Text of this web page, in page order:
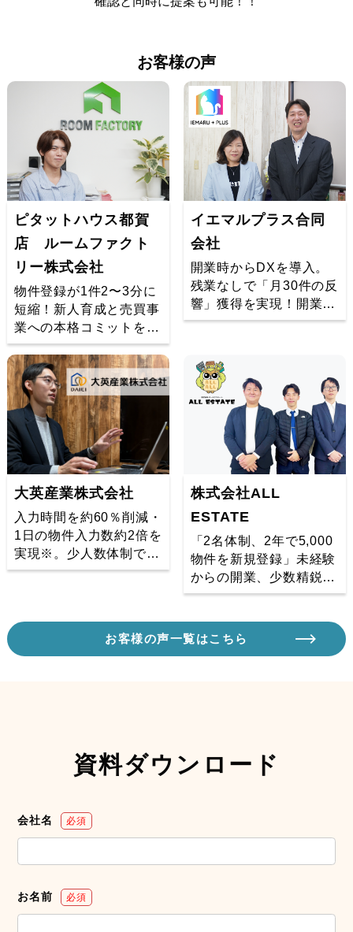
お客様の声
ピタットハウス都賀
店 ルームファクト
リー株式会社
物件登録が1件2〜3分に
短縮！新人育成と売買事
業への本格コミットを実
現
イエマルプラス合同
会社
開業時からDXを導入。
残業なしで「月30件の反
響」獲得を実現！開業1
年目、少人数体制でも安
た事例
大英産業株式会社
入力時間を約60％削減・
1日の物件入力数約2倍を
実現※。少人数体制での
スケール拡大。
株式会社ALL
ESTATE
「2名体制、2年で5,000
物件を新規登録」未経験
からの開業、少数精鋭で
SUUMO300枠をフル活
お客様の声一覧はこちら
資料ダウンロード
会社名 必須
お名前 必須